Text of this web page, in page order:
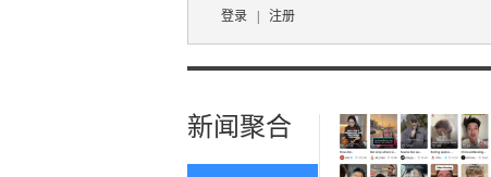
登录 注册
新闻聚合